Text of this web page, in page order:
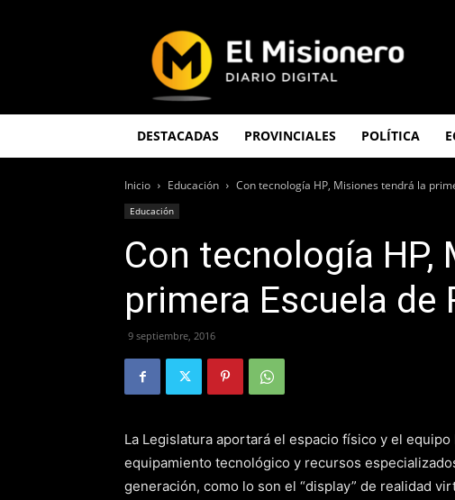
Misionero
DESTACADAS PROVINCIALES POLÍTICA
Inicio Educación Con tecnología HP, Misiones tendrá la
Educación
Con tecnología HP,
primera Escuela
9 septiembre, 2016
La Legislatura aportará el espacio físico y el
equipamiento tecnológico y recursos
generación, como lo son el “display” de realidad